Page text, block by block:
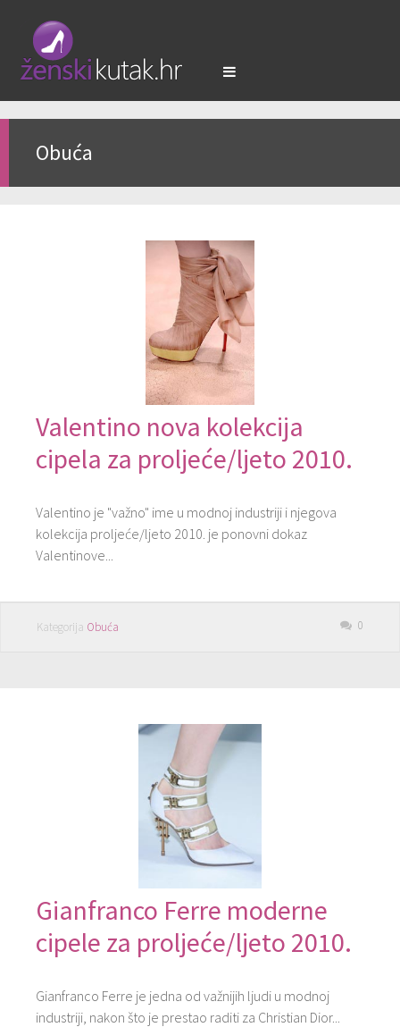
Obuća
Valentino nova kolekcija
cipela za proljeće/ljeto 2010.
Valentino je "važno" ime u modnoj industriji i njegova
kolekcija proljeće/ljeto 2010. je ponovni dokaz
Valentinove...
Kategorija Obuća 0
Gianfranco Ferre moderne
cipele za proljeće/ljeto 2010.
Gianfranco Ferre je jedna od važnijih ljudi u modnoj
industriji, nakon što je prestao raditi za Christian Dior...